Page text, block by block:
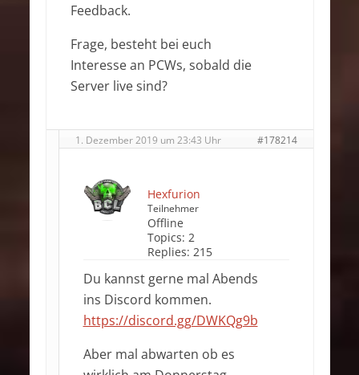
Feedback.
Frage, besteht bei euch
Interesse an PCWs, sobald die
Server live sind?
1. Dezember 2019 um 23:43 Uhr #178214
Hexfurion
Teilnehmer
Offline
Topics: 2
Replies: 215
Du kannst gerne mal Abends
ins Discord kommen.
https://discord.gg/DWKQg9b
Aber mal abwarten ob es